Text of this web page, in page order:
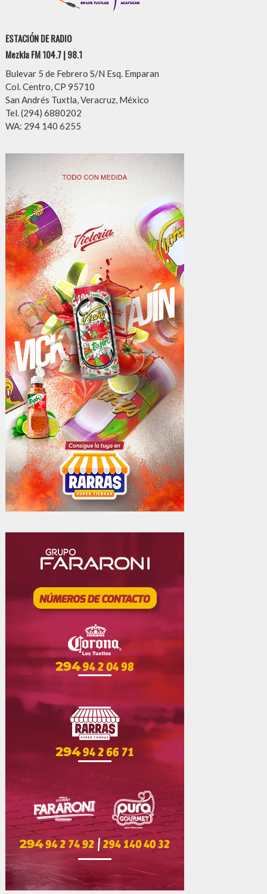
ESTACIÓN DE RADIO
Mezkla FM 104.7 | 98.1
Bulevar 5 de Febrero S/N Esq. Emparan
Col. Centro, CP 95710
San Andrés Tuxtla, Veracruz, México
Tel. (294) 6880202
WA: 294 140 6255